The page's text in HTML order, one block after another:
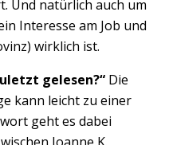
Und natürlich auch um
Interesse am Job und
wirklich ist.
gelesen?“ Die
kann leicht zu einer
geht es dabei